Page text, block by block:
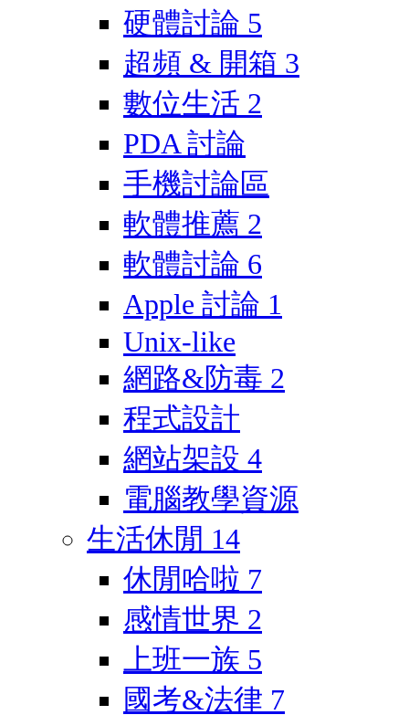
硬體討論 5
超頻 & 開箱 3
數位生活 2
PDA 討論
手機討論區
軟體推薦 2
軟體討論 6
Apple 討論 1
Unix-like
網路&防毒 2
程式設計
網站架設 4
電腦教學資源
生活休閒 14
休閒哈啦 7
感情世界 2
上班一族 5
國考&法律 7